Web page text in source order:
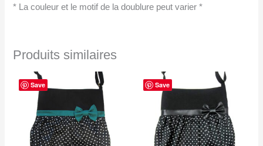
* La couleur et le motif de la doublure peut varier *
Produits similaires
Save Save